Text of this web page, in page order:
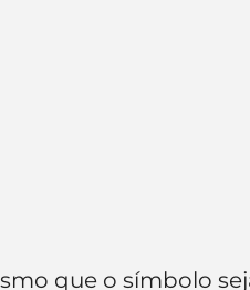
que o símbolo